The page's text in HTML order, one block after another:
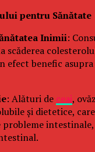
pentru Sănătate
Inimii:
scăderea
efect benefic
: Alături de ceai,
și dietetice,